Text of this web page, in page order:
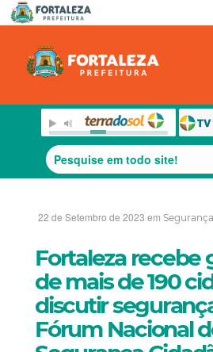
22 de Setembro de 2023 em
Fortaleza recebe
de mais de 190
discutir
Fórum Nacional